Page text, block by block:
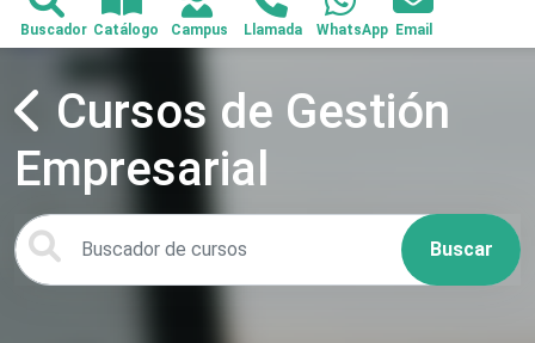
Cursos de Gestión
Empresarial
Buscar